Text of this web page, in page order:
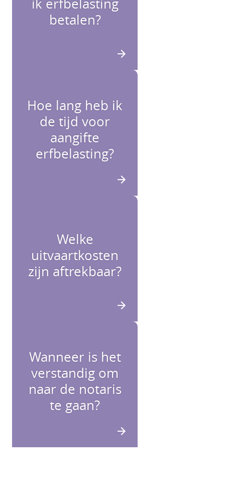
ik erfbelasting
betalen?
Hoe lang heb ik
de tijd voor
aangifte
erfbelasting?
Welke
uitvaartkosten
zijn aftrekbaar?
Wanneer is het
verstandig om
naar de notaris
te gaan?